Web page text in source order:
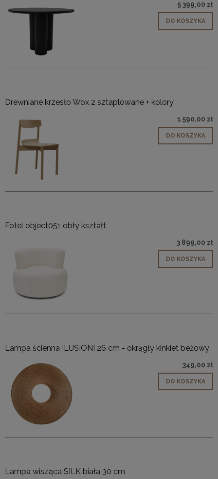
5 399,00 zł
DO KOSZYKA
Drewniane krzesło Wox 2 sztaplowane + kolory
1 590,00 zł
DO KOSZYKA
Fotel object051 obły kształt
3 899,00 zł
DO KOSZYKA
Lampa ścienna ILUSIONI 26 cm - okrągły kinkiet beżowy
349,00 zł
DO KOSZYKA
Lampa wisząca SILK biała 30 cm